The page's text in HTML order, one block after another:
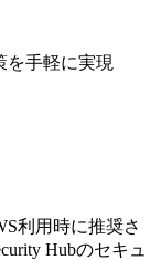
を手軽に実現
利用時に推奨さ
Hubのセキュ